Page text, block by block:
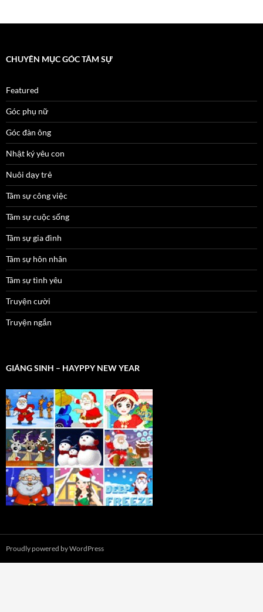
CHUYÊN MỤC GÓC TÂM SỰ
Featured
Góc phụ nữ
Góc đàn ông
Nhật ký yêu con
Nuôi dạy trẻ
Tâm sự công việc
Tâm sự cuộc sống
Tâm sự gia đình
Tâm sự hôn nhân
Tâm sự tình yêu
Truyện cười
Truyện ngắn
GIÁNG SINH – HAYPPY NEW YEAR
Proudly powered by WordPress